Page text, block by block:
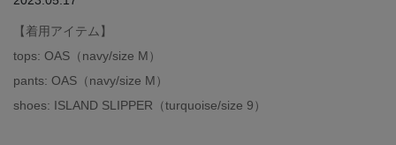
【着用アイテム】
tops: OAS（navy/size M）
pants: OAS（navy/size M）
shoes: ISLAND SLIPPER（turquoise/size 9）